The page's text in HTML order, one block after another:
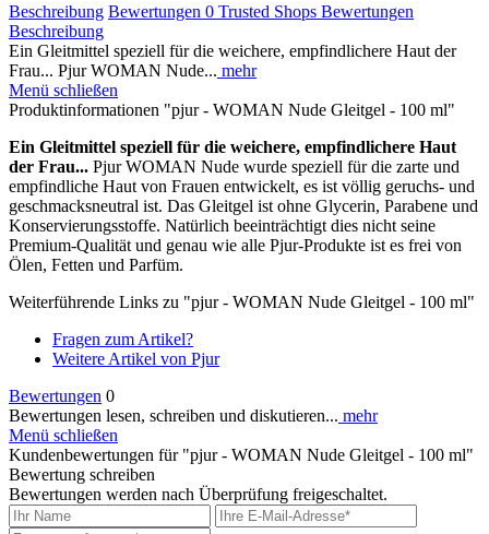
Beschreibung Bewertungen 0 Trusted Shops Bewertungen
Beschreibung
Ein Gleitmittel speziell für die weichere, empfindlichere Haut der
Frau... Pjur WOMAN Nude... mehr
Menü schließen
Produktinformationen "pjur - WOMAN Nude Gleitgel - 100 ml"
Ein Gleitmittel speziell für die weichere, empfindlichere Haut
der Frau... Pjur WOMAN Nude wurde speziell für die zarte und
empfindliche Haut von Frauen entwickelt, es ist völlig geruchs- und
geschmacksneutral ist. Das Gleitgel ist ohne Glycerin, Parabene und
Konservierungsstoffe. Natürlich beeinträchtigt dies nicht seine
Premium-Qualität und genau wie alle Pjur-Produkte ist es frei von
Ölen, Fetten und Parfüm.
Weiterführende Links zu "pjur - WOMAN Nude Gleitgel - 100 ml"
Fragen zum Artikel?
Weitere Artikel von Pjur
Bewertungen 0
Bewertungen lesen, schreiben und diskutieren... mehr
Menü schließen
Kundenbewertungen für "pjur - WOMAN Nude Gleitgel - 100 ml"
Bewertung schreiben
Bewertungen werden nach Überprüfung freigeschaltet.